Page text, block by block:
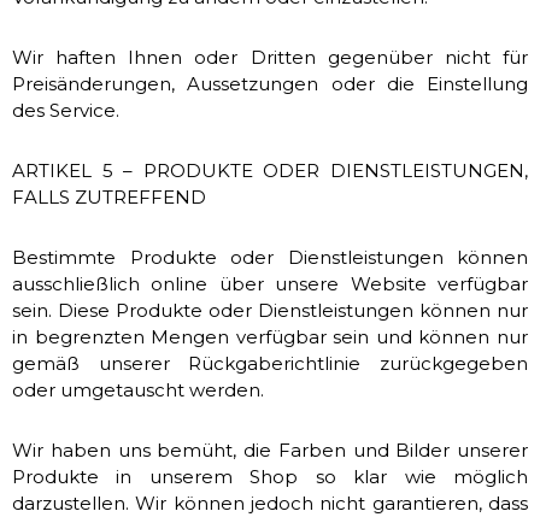
Wir haften Ihnen oder Dritten gegenüber nicht für
Preisänderungen, Aussetzungen oder die Einstellung
des Service.
ARTIKEL 5 – PRODUKTE ODER DIENSTLEISTUNGEN,
FALLS ZUTREFFEND
Bestimmte Produkte oder Dienstleistungen können
ausschließlich online über unsere Website verfügbar
sein. Diese Produkte oder Dienstleistungen können nur
in begrenzten Mengen verfügbar sein und können nur
gemäß unserer Rückgaberichtlinie zurückgegeben
oder umgetauscht werden.
Wir haben uns bemüht, die Farben und Bilder unserer
Produkte in unserem Shop so klar wie möglich
darzustellen. Wir können jedoch nicht garantieren, dass